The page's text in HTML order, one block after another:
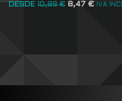
DESDE 10,89€ 8,47 € IVA INCL